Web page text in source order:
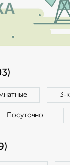
Посуточно